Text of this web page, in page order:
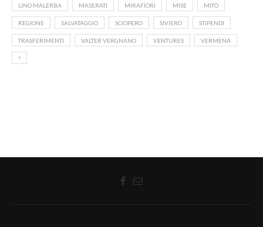
LINO MALERBA MASERATI MIRAFIORI MISE MITO
REGIONE SALVATAGGIO SCIOPERO SIVIERO STIPENDI
TRASFERIMENTI VALTER VERGNANO VENTURES VERMENA
⁹